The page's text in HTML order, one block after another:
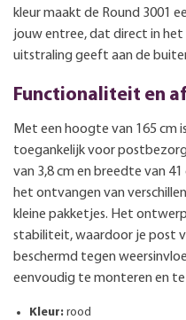
kleur maakt de Round 3001
jouw entree, dat direct in
uitstraling geeft aan de
Functionaliteit en
Met een hoogte van 165 cm
toegankelijk voor
van 3,8 cm en breedte van
het ontvangen van
kleine pakketjes. Het
stabiliteit, waardoor je post
beschermd tegen
eenvoudig te monteren en
Kleur: rood